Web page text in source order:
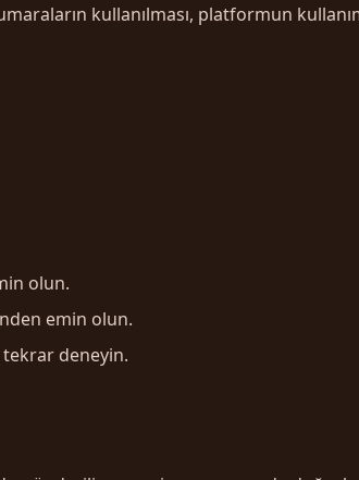
kullanılması, platformun
olun.
emin olun.
deneyin.